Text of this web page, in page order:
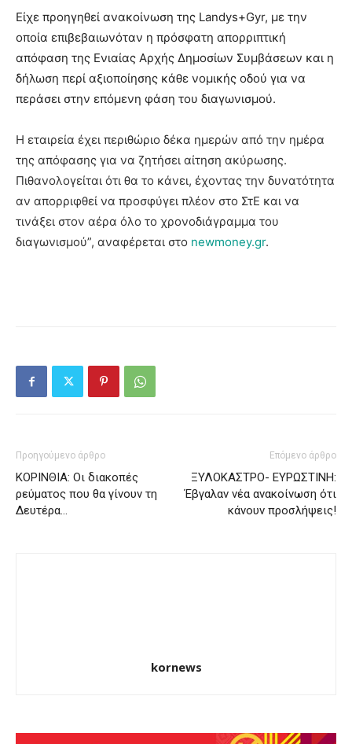
Είχε προηγηθεί ανακοίνωση της Landys+Gyr, με την
οποία επιβεβαιωνόταν η πρόσφατη απορριπτική
απόφαση της Ενιαίας Αρχής Δημοσίων Συμβάσεων και η
δήλωση περί αξιοποίησης κάθε νομικής οδού για να
περάσει στην επόμενη φάση του διαγωνισμού.
Η εταιρεία έχει περιθώριο δέκα ημερών από την ημέρα
της απόφασης για να ζητήσει αίτηση ακύρωσης.
Πιθανολογείται ότι θα το κάνει, έχοντας την δυνατότητα
αν απορριφθεί να προσφύγει πλέον στο ΣτΕ και να
τινάξει στον αέρα όλο το χρονοδιάγραμμα του
διαγωνισμού”, αναφέρεται στο newmoney.gr.
Προηγούμενο άρθρο
ΚΟΡΙΝΘΙΑ: Οι διακοπές
ρεύματος που θα γίνουν τη
Δευτέρα…
Επόμενο άρθρο
ΞΥΛΟΚΑΣΤΡΟ- ΕΥΡΩΣΤΙΝΗ:
Έβγαλαν νέα ανακοίνωση ότι
κάνουν προσλήψεις!
kornews